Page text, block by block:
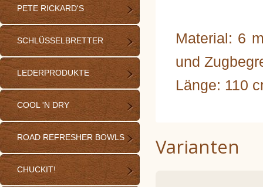
PETE RICKARD'S
SCHLÜSSELBRETTER
LEDERPRODUKTE
COOL 'N DRY
ROAD REFRESHER BOWLS
CHUCKIT!
Material: 6
und
Länge: 110
Varianten